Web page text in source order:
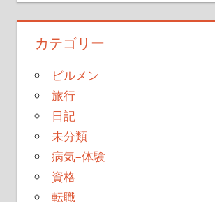
カテゴリー
ビルメン
旅行
日記
未分類
病気–体験
資格
転職